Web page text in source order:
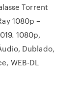
Torrent
1080p –
1080p,
Dublado,
WEB-DL